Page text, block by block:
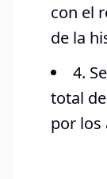
con el
de la
4.
total
por los